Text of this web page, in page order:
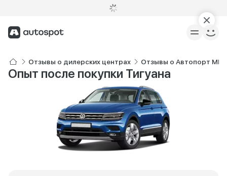
Отзывы о дилерских центрах Отзывы о Автопорт MINI
Опыт после покупки Тигуана